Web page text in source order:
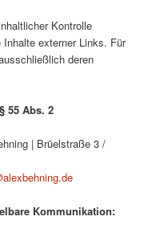
Kontrolle
externer Links. Für
deren
55 Abs. 2
| Brüelstraße 3 /
Kommunikation: